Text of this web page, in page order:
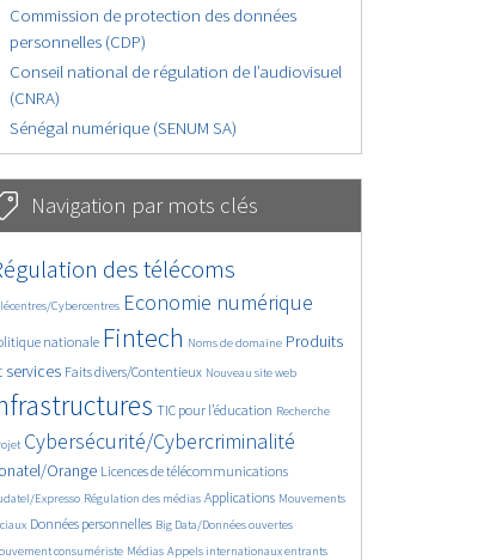
Commission de protection des données
personnelles (CDP)
Conseil national de régulation de l’audiovisuel
(CNRA)
Sénégal numérique (SENUM SA)
Navigation par mots clés
5650 des télécoms
5650
Cybercentres
5650 Economie numérique
5650
nationale
5188/5650 Fintech
688/5650
Noms de domaine
2414/5650
Produits
services
5650 Faits divers/Contentieux
5650 Nouveau site web
5650
5650
TIC pour l’éducation
5650
Recherche
5650
5650
Cybersécurité/Cybercriminalité
5650
Orange
5650 Licences de télécommunications
5650
Expresso
5650 Régulation des médias
5650 Applications
5650
Mouvements
5650
Données personnelles
5650 Big Data/Données ouvertes
5650
consumériste
5650 Médias
5650 Appels internationaux entrants
5650